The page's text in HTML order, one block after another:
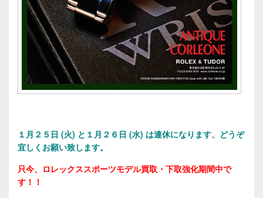
１ 月２５日 (火) と１月２６日 (水) は連休になります、どうぞ
宜しくお願い致します。
只今、ロレックススポーツモデル買取・下取強化期間中で
す！！